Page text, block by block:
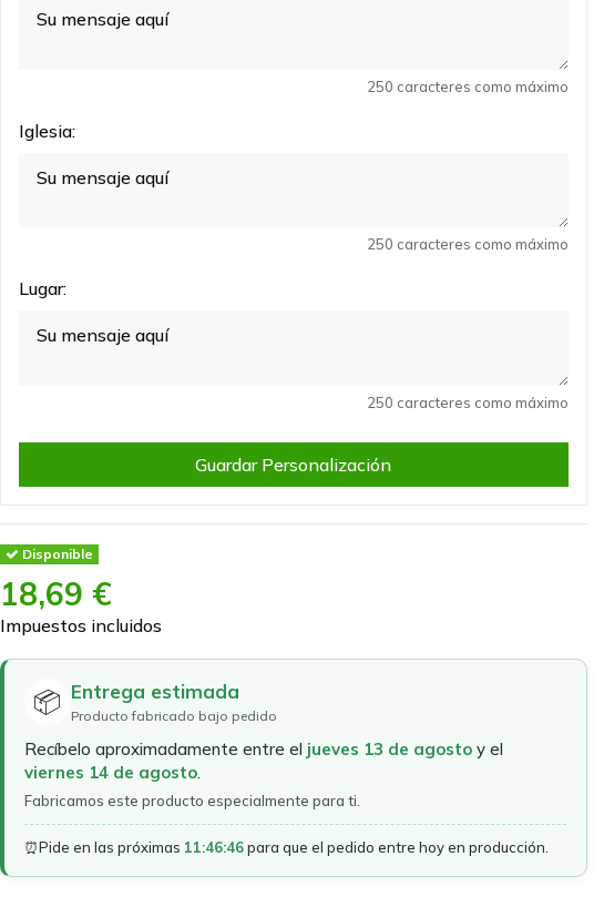
250 caracteres como máximo
Iglesia:
250 caracteres como máximo
Lugar:
250 caracteres como máximo
Guardar Personalización
Disponible
18,69 €
Impuestos incluidos
📦 Entrega estimada
Producto fabricado bajo pedido
Recíbelo aproximadamente entre el jueves 13 de agostoy el
viernes 14 de agosto.
Fabricamos este producto especialmente para ti.
⏰Pide en las próximas 11:46:46para que el pedido entre hoy en producción.